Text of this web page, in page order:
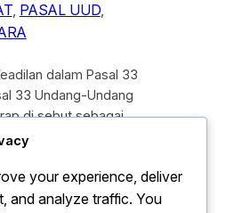
, PASAL UUD
dalam Pasal 33
33 Undang-Undang
di sebut sebagai
perekonomian
Di tengah dinamika
dan perubahan struktur
your experience, deliver
and analyze traffic. You